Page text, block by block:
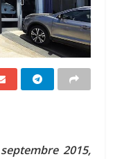
2015,